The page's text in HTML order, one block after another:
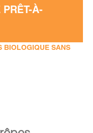
À-
BIOLOGIQUE SANS